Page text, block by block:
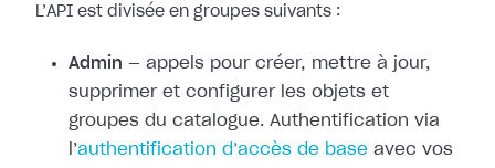
L’API est divisée en groupes suivants :
Admin — appels pour créer, mettre à jour,
supprimer et configurer les objets et
groupes du catalogue. Authentification via
l’authentification d’accès de base avec vos